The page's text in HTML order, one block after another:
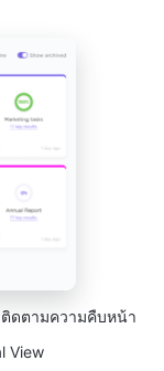
ดตามความคืบหน้า
View